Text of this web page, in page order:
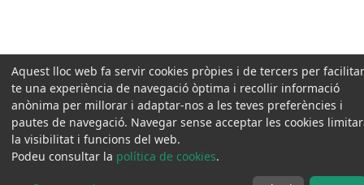
Aquest lloc web fa servir cookies pròpies i de tercers per
te una experiència de navegació òptima i recollir informació
anònima per millorar i adaptar-nos a les teves preferències i
pautes de navegació. Navegar sense acceptar les cookies
la visibilitat i funcions del web.
Podeu consultar la política de cookies.